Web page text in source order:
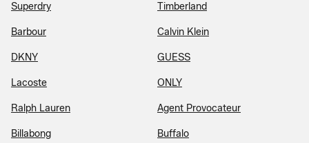
Superdry Timberland
Barbour Calvin Klein
DKNY GUESS
Lacoste ONLY
Ralph Lauren Agent Provocateur
Billabong Buffalo